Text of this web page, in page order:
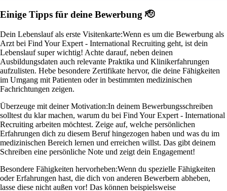
Einige Tipps für deine Bewerbung 🫡
Dein Lebenslauf als erste Visitenkarte:Wenn es um die Bewerbung als
Arzt bei Find Your Expert - International Recruiting geht, ist dein
Lebenslauf super wichtig! Achte darauf, neben deinen
Ausbildungsdaten auch relevante Praktika und Klinikerfahrungen
aufzulisten. Hebe besondere Zertifikate hervor, die deine Fähigkeiten
im Umgang mit Patienten oder in bestimmten medizinischen
Fachrichtungen zeigen.
Überzeuge mit deiner Motivation:In deinem Bewerbungsschreiben
solltest du klar machen, warum du bei Find Your Expert - International
Recruiting arbeiten möchtest. Zeige auf, welche persönlichen
Erfahrungen dich zu diesem Beruf hingezogen haben und was du im
medizinischen Bereich lernen und erreichen willst. Das gibt deinem
Schreiben eine persönliche Note und zeigt dein Engagement!
Besondere Fähigkeiten hervorheben:Wenn du spezielle Fähigkeiten
oder Erfahrungen hast, die dich von anderen Bewerbern abheben,
lasse diese nicht außen vor! Das können beispielsweise